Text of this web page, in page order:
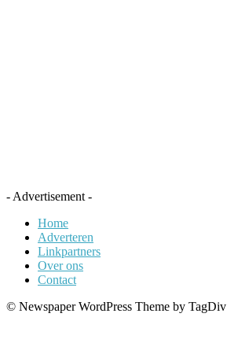
- Advertisement -
Home
Adverteren
Linkpartners
Over ons
Contact
© Newspaper WordPress Theme by TagDiv